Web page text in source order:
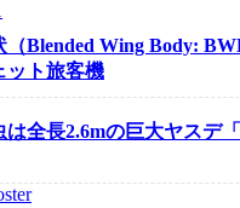
（Blended Wing Body:
ット旅客機
は全長2.6mの巨大ヤスデ